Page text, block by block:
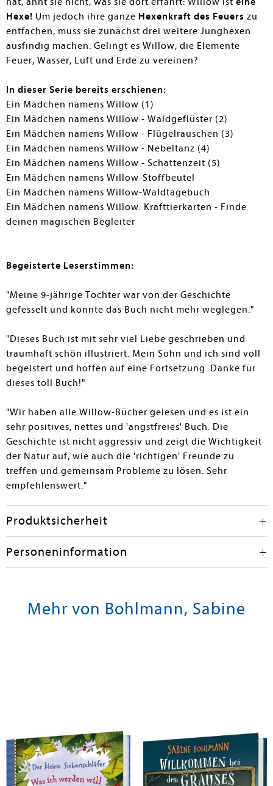
Hexe! Um jedoch ihre ganze Hexenkraft des Feuers zu
entfachen, muss sie zunächst drei weitere Junghexen
ausfindig machen. Gelingt es Willow, die Elemente
Feuer, Wasser, Luft und Erde zu vereinen?
In dieser Serie bereits erschienen:
Ein Mädchen namens Willow (1)
Ein Mädchen namens Willow - Waldgeflüster (2)
Ein Mädchen namens Willow - Flügelrauschen (3)
Ein Mädchen namens Willow - Nebeltanz (4)
Ein Mädchen namens Willow - Schattenzeit (5)
Ein Mädchen namens Willow-Stoffbeutel
Ein Mädchen namens Willow-Waldtagebuch
Ein Mädchen namens Willow. Krafttierkarten - Finde
deinen magischen Begleiter
Begeisterte Leserstimmen:
"Meine 9-jährige Tochter war von der Geschichte
gefesselt und konnte das Buch nicht mehr weglegen."
"Dieses Buch ist mit sehr viel Liebe geschrieben und
traumhaft schön illustriert. Mein Sohn und ich sind voll
begeistert und hoffen auf eine Fortsetzung. Danke für
dieses toll Buch!"
"Wir haben alle Willow-Bücher gelesen und es ist ein
sehr positives, nettes und 'angstfreies' Buch. Die
Geschichte ist nicht aggressiv und zeigt die Wichtigkeit
der Natur auf, wie auch die 'richtigen' Freunde zu
treffen und gemeinsam Probleme zu lösen. Sehr
empfehlenswert."
Produktsicherheit
Personeninformation
Mehr von Bohlmann, Sabine